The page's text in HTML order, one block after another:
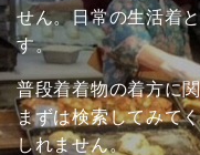
せん。日常の生活着
す。
普段着着物の着方に
まずは検索してみて
しれません。